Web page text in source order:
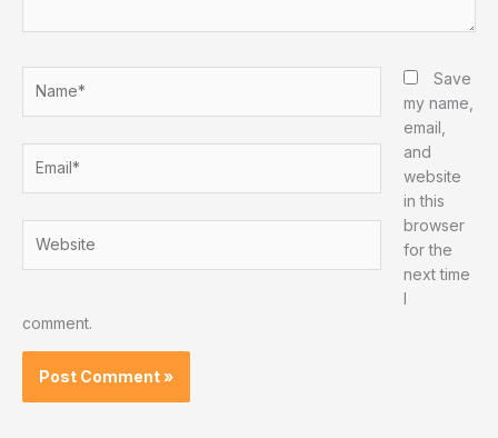
Save
my name,
email,
and
website
in this
browser
for the
next time
I
comment.